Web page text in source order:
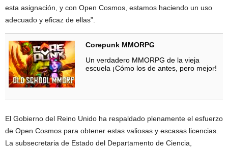
esta asignación, y con Open Cosmos, estamos haciendo un uso
adecuado y eficaz de ellas”.
Corepunk MMORPG
Un verdadero MMORPG de la vieja
escuela ¡Cómo los de antes, pero mejor!
El Gobierno del Reino Unido ha respaldado plenamente el esfuerzo
de Open Cosmos para obtener estas valiosas y escasas licencias.
La subsecretaria de Estado del Departamento de Ciencia,